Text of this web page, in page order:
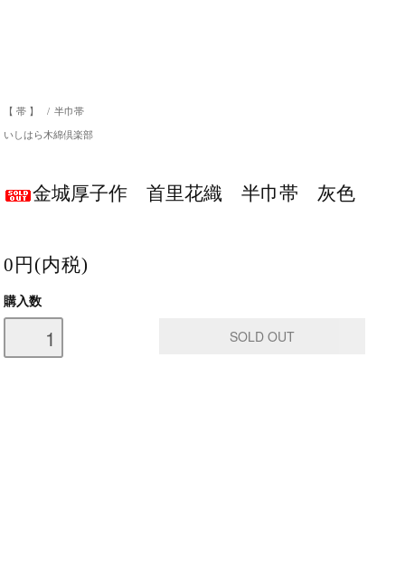
【 帯 】 / 半巾帯
いしはら木綿倶楽部
金城厚子作 首里花織 半巾帯 灰色
0円(内税)
購入数